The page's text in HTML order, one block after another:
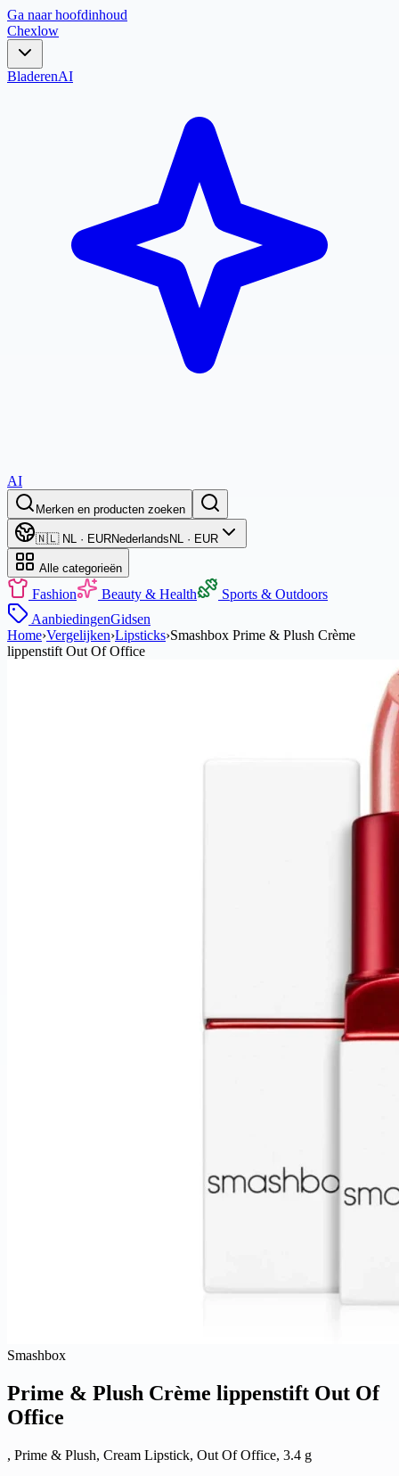
Ga naar hoofdinhoud
Chexlow
BladerenAI
AI
Merken en producten zoeken
🇳🇱 NL · EURNederlands NL · EUR
Alle categorieën
Fashion Beauty & Health
Sports & Outdoors
AanbiedingenGidsen
Home›Vergelijken›Lipsticks›Smashbox Prime & Plush Crème
lippenstift Out Of Office
Smashbox
Prime & Plush Crème lippenstift Out Of
Office
, Prime & Plush, Cream Lipstick, Out Of Office, 3.4 g